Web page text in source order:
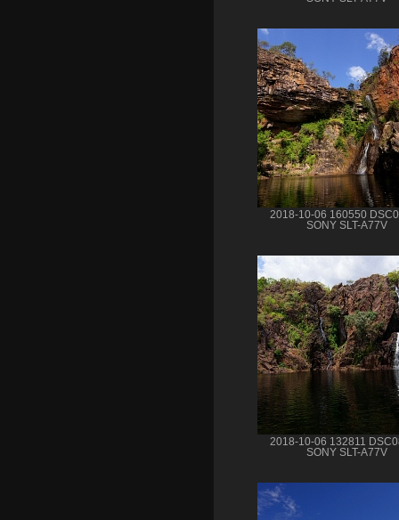
2018-10-06 160550
SONY SLT-A77V
2018-10-06 132811
SONY SLT-A77V